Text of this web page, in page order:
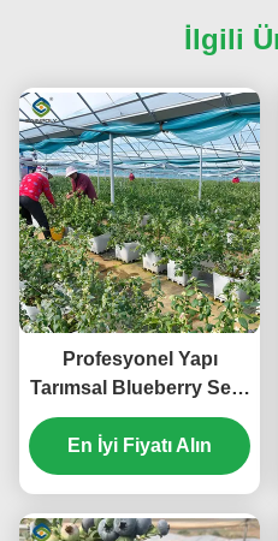
İlgili
Profesyonel Yapı
Tarımsal Blueberry Sera
Özelleştirilebilir
En İyi Fiyatı Alın